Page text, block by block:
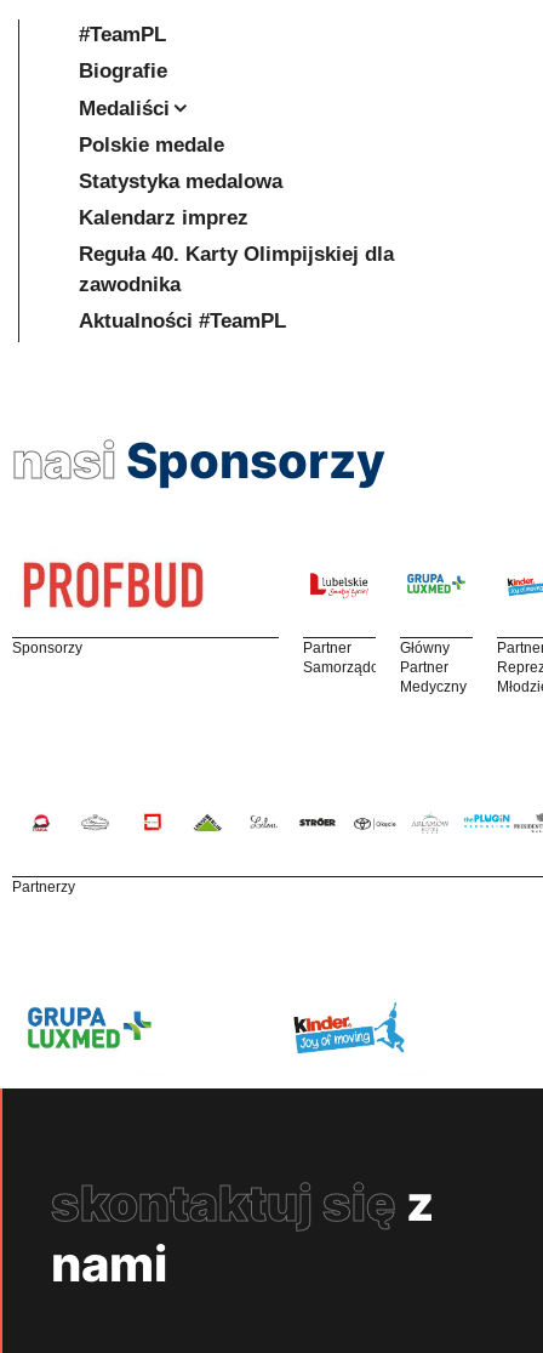
#TeamPL
Biografie
Medaliści
Polskie medale
Statystyka medalowa
Kalendarz imprez
Reguła 40. Karty Olimpijskiej dla
zawodnika
Aktualności #TeamPL
nasi Sponsorzy
Sponsorzy
Partner
Samorządowy
Główny
Partner
Medyczny
Partnerzy
skontaktuj się z
nami